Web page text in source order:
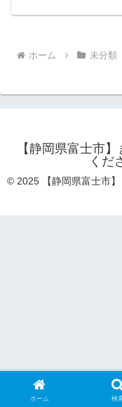
ホーム 未分類
【静岡県富士市
くだ
© 2025 【静岡県富士市
ホーム 検